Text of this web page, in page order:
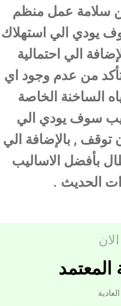
سلامة عمل منظم
يودي الي استهلاك
الي احتمالية
من عدم وجود اي
الساخنة الخاصة
سوف يودي الي
, بالإضافة الي
بأفضل الاساليب
الحديث .
المعتمد